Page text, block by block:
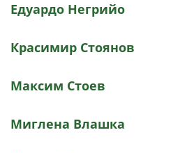
Едуардо Негрийо
Красимир Стоянов
Максим Стоев
Миглена Влашка